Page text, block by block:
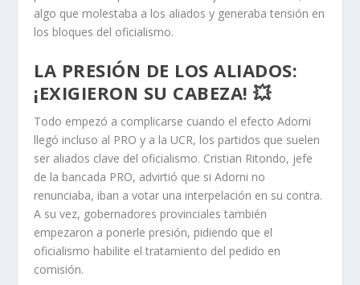
algo que molestaba a los aliados y generaba tensión en
los bloques del oficialismo.
LA PRESIÓN DE LOS ALIADOS:
¡EXIGIERON SU CABEZA! 💥
Todo empezó a complicarse cuando el efecto Adorni
llegó incluso al PRO y a la UCR, los partidos que suelen
ser aliados clave del oficialismo. Cristian Ritondo, jefe
de la bancada PRO, advirtió que si Adorni no
renunciaba, iban a votar una interpelación en su contra.
A su vez, gobernadores provinciales también
empezaron a ponerle presión, pidiendo que el
oficialismo habilite el tratamiento del pedido en
comisión.